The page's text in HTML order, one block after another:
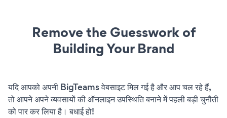
Remove the Guesswork of
Building Your Brand
यदि आपको अपनी BigTeams वेबसाइट मिल गई है और आप चल रहे हैं,
तो आपने अपने व्यवसायों की ऑनलाइन उपस्थिति बनाने में पहली बड़ी चुनौती
को पार कर लिया है। बधाई हो!